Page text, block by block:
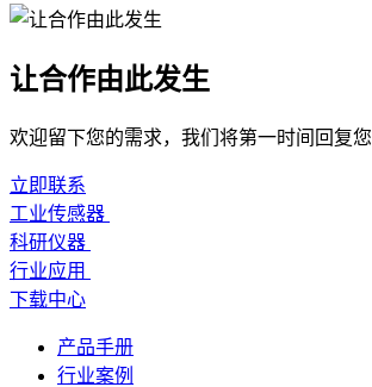
让合作由此发生
欢迎留下您的需求，我们将第一时间回复您
立即联系
工业传感器
科研仪器
行业应用
下载中心
产品手册
行业案例